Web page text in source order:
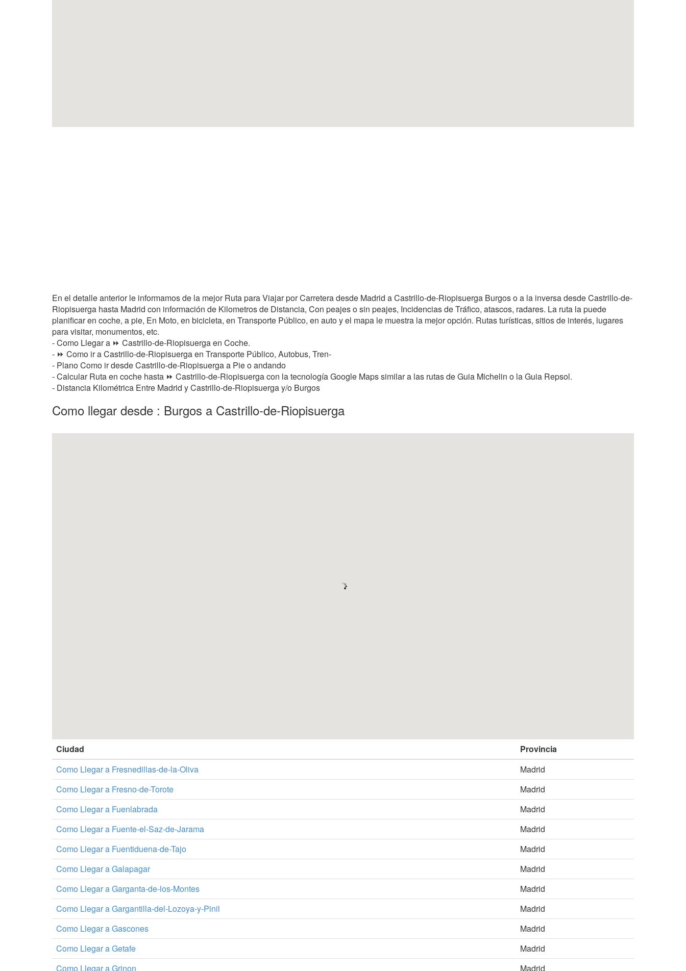
En el detalle anterior le informamos de la mejor Ruta para Viajar por Carretera desde Madrid a Castrillo-de-Riopisuerga Burgos o a la inversa desde Castrillo-de-
Riopisuerga hasta Madrid con información de Kilometros de Distancia, Con peajes o sin peajes, Incidencias de Tráfico, atascos, radares. La ruta la puede
planificar en coche, a pie, En Moto, en bicicleta, en Transporte Público, en auto y el mapa le muestra la mejor opción. Rutas turísticas, sitios de interés, lugares
para visitar, monumentos, etc.
- Como Llegar a ⏩ Castrillo-de-Riopisuerga en Coche.
- ⏩ Como ir a Castrillo-de-Riopisuerga en Transporte Público, Autobus, Tren-
- Plano Como ir desde Castrillo-de-Riopisuerga a Pie o andando
- Calcular Ruta en coche hasta ⏩ Castrillo-de-Riopisuerga con la tecnología Google Maps similar a las rutas de Guia Michelin o la Guia Repsol.
- Distancia Kilométrica Entre Madrid y Castrillo-de-Riopisuerga y/o Burgos
Como llegar desde : Burgos a Castrillo-de-Riopisuerga
Ciudad
Provincia
Como Llegar a Fresnedillas-de-la-Oliva
Madrid
Como Llegar a Fresno-de-Torote
Madrid
Como Llegar a Fuenlabrada
Madrid
Como Llegar a Fuente-el-Saz-de-Jarama
Madrid
Como Llegar a Fuentiduena-de-Tajo
Madrid
Como Llegar a Galapagar
Madrid
Como Llegar a Garganta-de-los-Montes
Madrid
Como Llegar a Gargantilla-del-Lozoya-y-Pinil
Madrid
Como Llegar a Gascones
Madrid
Como Llegar a Getafe
Madrid
Como Llegar a Grinon
Madrid